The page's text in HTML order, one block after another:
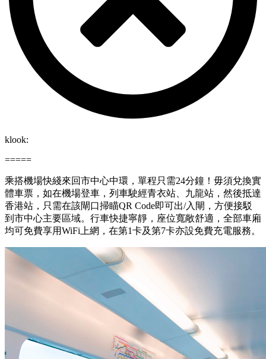
klook:
=====
乘搭機場快綫來回市中心中環，單程只需24分鐘！毋須兌換實
體車票，如在機場登車，列車駛經青衣站、九龍站，然後抵達
香港站，只需在該閘口掃瞄QR Code即可出/入閘，方便接駁
到市中心主要區域。行車快捷寧靜，座位寬敞舒適，全部車廂
均可免費享用WiFi上網，在第1卡及第7卡亦設免費充電服務。